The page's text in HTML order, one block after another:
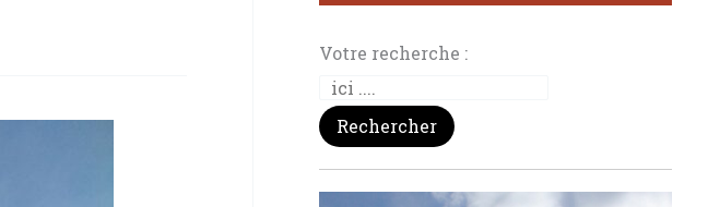
Votre recherche :
Rechercher